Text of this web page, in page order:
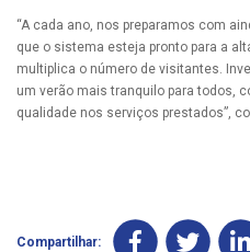
“A cada ano, nos preparamos com
que o sistema esteja pronto para a
multiplica o número de visitantes.
um verão mais tranquilo para todos,
qualidade nos serviços prestados”,
Compartilhar: